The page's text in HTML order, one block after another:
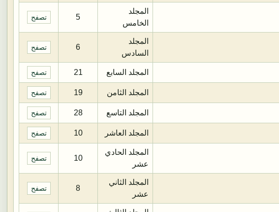
المجلد
الخامس
5 تصفح
المجلد
السادس
6 تصفح
المجلد السابع 21 تصفح
المجلد الثامن 19 تصفح
المجلد التاسع 28 تصفح
المجلد العاشر 10 تصفح
المجلد الحادي
عشر
10 تصفح
المجلد الثاني
عشر
8 تصفح